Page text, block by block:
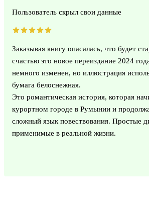
Пользователь скрыл свои данные
Заказывая книгу опасалась, что будет
счастью это новое переиздание 2024
немного изменен, но иллюстрация
бумага белоснежная.
Это романтическая история, которая
курортном городе в Румынии и
сложный язык повествования. Простые
применимые в реальной жизни.